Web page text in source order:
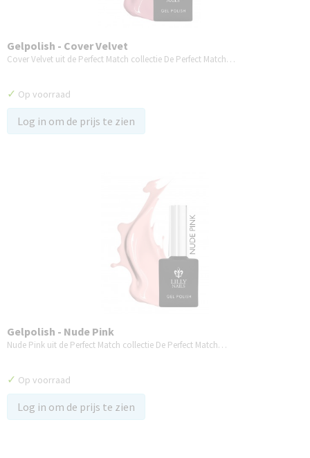
Gelpolish - Cover Velvet
Cover Velvet uit de Perfect Match collectie De Perfect Match…
✓ Op voorraad
Log in om de prijs te zien
Gelpolish - Nude Pink
Nude Pink uit de Perfect Match collectie De Perfect Match…
✓ Op voorraad
Log in om de prijs te zien